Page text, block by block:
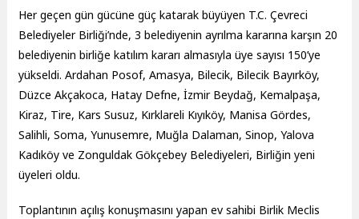
Her geçen gün gücüne güç katarak büyüyen T.C. Çevreci
Belediyeler Birliği’nde, 3 belediyenin ayrılma kararına karşın 20
belediyenin birliğe katılım kararı almasıyla üye sayısı 150’ye
yükseldi. Ardahan Posof, Amasya, Bilecik, Bilecik Bayırköy,
Düzce Akçakoca, Hatay Defne, İzmir Beydağ, Kemalpaşa,
Kiraz, Tire, Kars Susuz, Kırklareli Kıyıköy, Manisa Gördes,
Salihli, Soma, Yunusemre, Muğla Dalaman, Sinop, Yalova
Kadıköy ve Zonguldak Gökçebey Belediyeleri, Birliğin yeni
üyeleri oldu.
Toplantının açılış konuşmasını yapan ev sahibi Birlik Meclis